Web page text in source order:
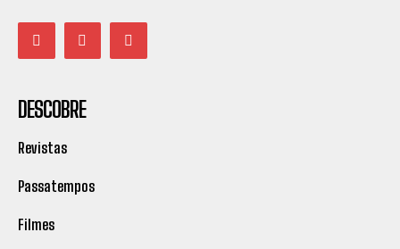
DESCOBRE
Revistas
Passatempos
Filmes